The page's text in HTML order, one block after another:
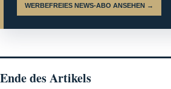
WERBEFREIES NEWS-ABO ANSEHEN →
Ende des Artikels